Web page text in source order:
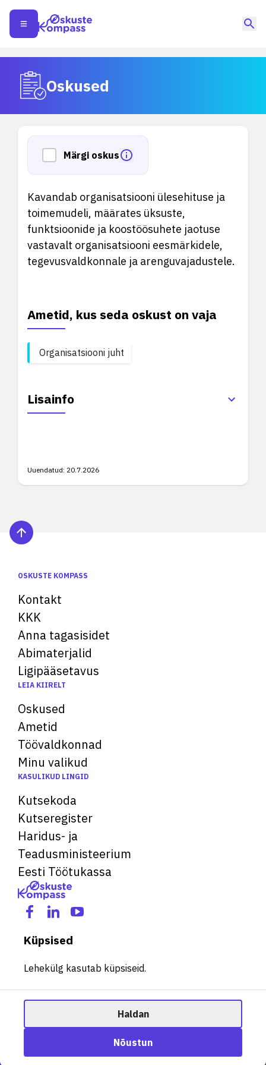
Oskused
Märgi oskus
Kavandab organisatsiooni ülesehituse ja
toimemudeli, määrates üksuste,
funktsioonide ja koostöösuhete jaotuse
vastavalt organisatsiooni eesmärkidele,
tegevusvaldkonnale ja arenguvajadustele.
Ametid, kus seda oskust on vaja
Organisatsiooni juht
Lisainfo
Uuendatud: 20.7.2026
Ametisoovitaja
OSKUSTE KOMPASS
Kontakt
KKK
Anna tagasisidet
Abimaterjalid
Ligipääsetavus
LEIA KIIRELT
Oskused
Ametid
Töövaldkonnad
Minu valikud
KASULIKUD LINGID
Kutsekoda
Kutseregister
Haridus- ja
Teadusministeerium
Eesti Töötukassa
Küpsised
Lehekülg kasutab küpsiseid.
Haldan
Nõustun